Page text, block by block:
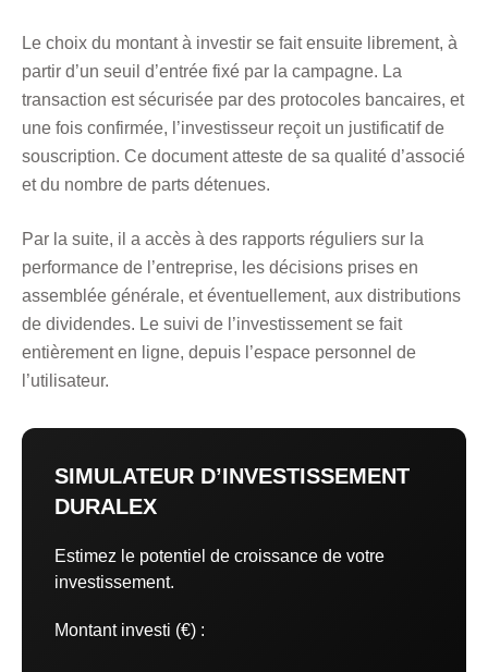
Le choix du montant à investir se fait ensuite librement, à
partir d’un seuil d’entrée fixé par la campagne. La
transaction est sécurisée par des protocoles bancaires, et
une fois confirmée, l’investisseur reçoit un justificatif de
souscription. Ce document atteste de sa qualité d’associé
et du nombre de parts détenues.
Par la suite, il a accès à des rapports réguliers sur la
performance de l’entreprise, les décisions prises en
assemblée générale, et éventuellement, aux distributions
de dividendes. Le suivi de l’investissement se fait
entièrement en ligne, depuis l’espace personnel de
l’utilisateur.
SIMULATEUR D’INVESTISSEMENT
DURALEX
Estimez le potentiel de croissance de votre
investissement.
Montant investi (€) :